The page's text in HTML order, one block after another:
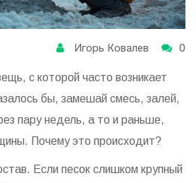
Игорь Ковалев 0
с которой часто возникает
бы, замешай смесь, залей,
пару недель, а то и раньше,
Почему это происходит?
Если песок слишком крупный